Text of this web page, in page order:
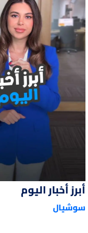
01:15
أبرز أخبار اليوم
سوشيال